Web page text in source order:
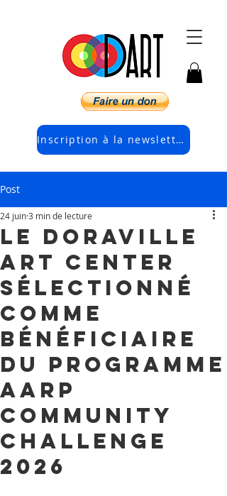
Inscription à la newsletter électronique
Post
Le Doraville
Art Center
sélectionné
comme
bénéficiaire
du programme
AARP
Community
Challenge
2026
24 juin3 min de lecture